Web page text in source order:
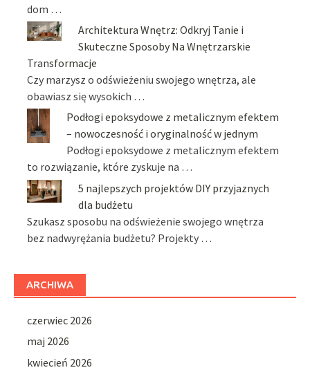
dom …
Architektura Wnętrz: Odkryj Tanie i
Skuteczne Sposoby Na Wnętrzarskie
Transformacje
Czy marzysz o odświeżeniu swojego wnętrza, ale
obawiasz się wysokich …
Podłogi epoksydowe z metalicznym efektem
– nowoczesność i oryginalność w jednym
Podłogi epoksydowe z metalicznym efektem
to rozwiązanie, które zyskuje na …
5 najlepszych projektów DIY przyjaznych
dla budżetu
Szukasz sposobu na odświeżenie swojego wnętrza
bez nadwyrężania budżetu? Projekty …
ARCHIWA
czerwiec 2026
maj 2026
kwiecień 2026